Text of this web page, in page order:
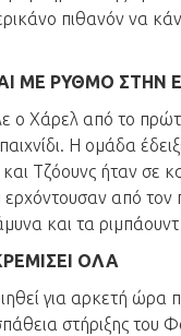
πιθανόν να
ΜΕ ΡΥΘΜΟ ΣΤΗΝ
ο Χάρελ από το
Η ομάδα
Τζόουνς ήταν σε
ερχόντουσαν από
και τα
ΟΛΑ
για αρκετή
στήριξης του